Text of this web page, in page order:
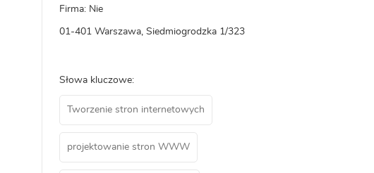
Firma: Nie
01-401 Warszawa, Siedmiogrodzka 1/323
Słowa kluczowe:
Tworzenie stron internetowych
projektowanie stron WWW